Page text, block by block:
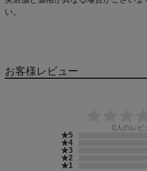
い。
お客様レビュー
0 人のレビ
★5
★4
★3
★2
★1